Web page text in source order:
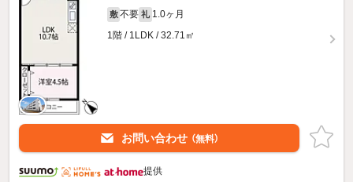
敷 不要 礼 1.0ヶ月
1階 / 1LDK / 32.71㎡
お問い合わせ （無料）
提供